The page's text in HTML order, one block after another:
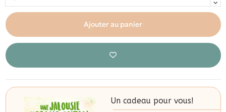
Ajouter au panier
Un cadeau pour vous!